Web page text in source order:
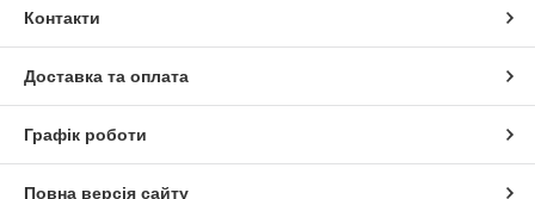
Контакти
Доставка та оплата
Графік роботи
Повна версія сайту